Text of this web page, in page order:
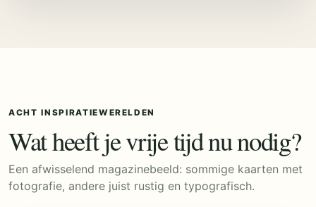
ACHT INSPIRATIEWERELDEN
Wat heeft je vrije tijd nu nodig?
Een afwisselend magazinebeeld: sommige kaarten met
fotografie, andere juist rustig en typografisch.